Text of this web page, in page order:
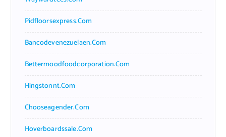
Pidfloorsexpress.com
Bancodevenezuelaen.com
Bettermoodfoodcorporation.com
Hingstonnt.com
Chooseagender.com
Hoverboardssale.com